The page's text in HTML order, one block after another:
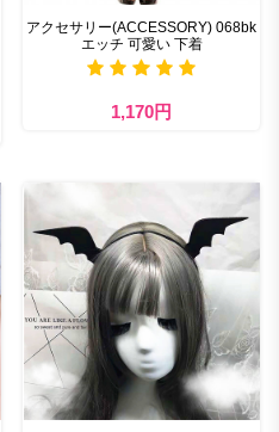
アクセサリー(ACCESSORY) 068bk
エッチ 可愛い 下着
1,170円